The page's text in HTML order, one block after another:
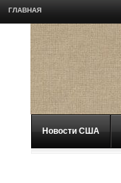
ГЛАВНАЯ
Новости США